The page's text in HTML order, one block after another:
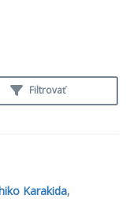
Filtrovať
Karakida,